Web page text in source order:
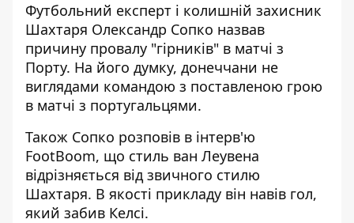
Футбольний експерт і колишній захисник
Шахтаря Олександр Сопко назвав
причину провалу "гірників" в матчі з
Порту. На його думку, донеччани не
виглядами командою з поставленою грою
в матчі з португальцями.
Також Сопко розповів в інтерв'ю
FootBoom, що стиль ван Леувена
відрізняється від звичного стилю
Шахтаря. В якості прикладу він навів гол,
який забив Келсі.